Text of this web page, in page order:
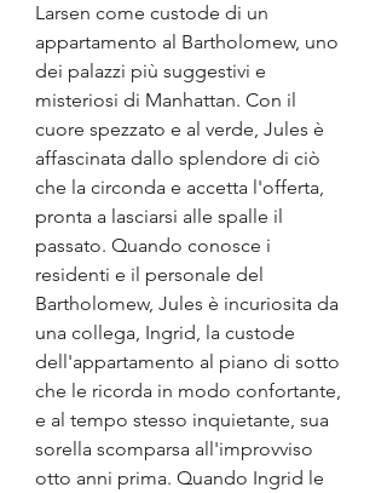
Larsen come custode di un
appartamento al Bartholomew, uno
dei palazzi più suggestivi e
misteriosi di Manhattan. Con il
cuore spezzato e al verde, Jules è
affascinata dallo splendore di ciò
che la circonda e accetta l'offerta,
pronta a lasciarsi alle spalle il
passato. Quando conosce i
residenti e il personale del
Bartholomew, Jules è incuriosita da
una collega, Ingrid, la custode
dell'appartamento al piano di sotto
che le ricorda in modo confortante,
e al tempo stesso inquietante, sua
sorella scomparsa all'improvviso
otto anni prima. Quando Ingrid le